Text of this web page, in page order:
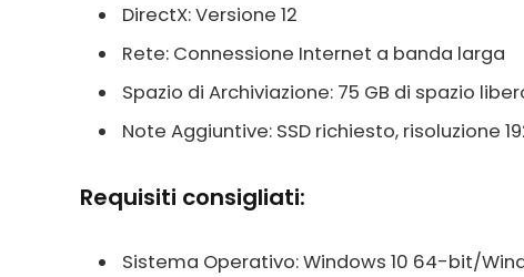
DirectX: Versione 12
Rete: Connessione Internet a banda larga
Spazio di Archiviazione: 75 GB di spazio
Note Aggiuntive: SSD richiesto, risoluzione
Requisiti consigliati:
Sistema Operativo: Windows 10 64-bit/